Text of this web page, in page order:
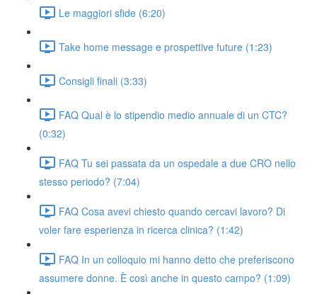
Le maggiori sfide (6:20)
Take home message e prospettive future (1:23)
Consigli finali (3:33)
FAQ Qual è lo stipendio medio annuale di un CTC?
(0:32)
FAQ Tu sei passata da un ospedale a due CRO nello
stesso periodo? (7:04)
FAQ Cosa avevi chiesto quando cercavi lavoro? Di
voler fare esperienza in ricerca clinica? (1:42)
FAQ In un colloquio mi hanno detto che preferiscono
assumere donne. È così anche in questo campo? (1:09)